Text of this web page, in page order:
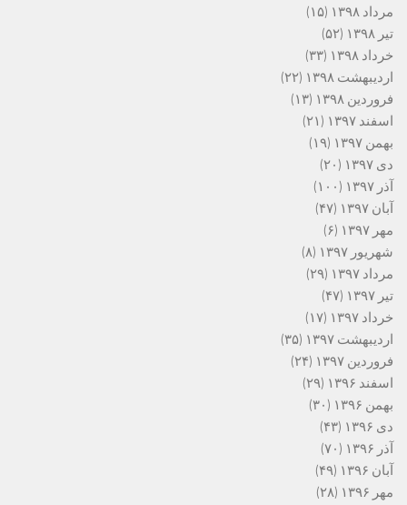
مرداد ۱۳۹۸
(۱۵)
تیر ۱۳۹۸
(۵۲)
خرداد ۱۳۹۸
(۳۳)
اردیبهشت ۱۳۹۸
(۲۲)
فروردین ۱۳۹۸
(۱۳)
اسفند ۱۳۹۷
(۲۱)
بهمن ۱۳۹۷
(۱۹)
دی ۱۳۹۷
(۲۰)
آذر ۱۳۹۷
(۱۰۰)
آبان ۱۳۹۷
(۴۷)
مهر ۱۳۹۷
(۶)
شهریور ۱۳۹۷
(۸)
مرداد ۱۳۹۷
(۲۹)
تیر ۱۳۹۷
(۴۷)
خرداد ۱۳۹۷
(۱۷)
اردیبهشت ۱۳۹۷
(۳۵)
فروردین ۱۳۹۷
(۲۴)
اسفند ۱۳۹۶
(۲۹)
بهمن ۱۳۹۶
(۳۰)
دی ۱۳۹۶
(۴۳)
آذر ۱۳۹۶
(۷۰)
آبان ۱۳۹۶
(۴۹)
مهر ۱۳۹۶
(۲۸)